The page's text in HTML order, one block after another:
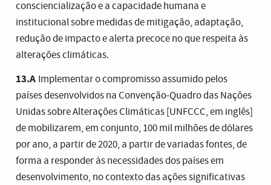
consciencialização e a capacidade humana e
institucional sobre medidas de mitigação, adaptação,
redução de impacto e alerta precoce no que respeita às
alterações climáticas.
13.A Implementar o compromisso assumido pelos
países desenvolvidos na Convenção-Quadro das Nações
Unidas sobre Alterações Climáticas [UNFCCC, em inglês]
de mobilizarem, em conjunto, 100 mil milhões de dólares
por ano, a partir de 2020, a partir de variadas fontes, de
forma a responder às necessidades dos países em
desenvolvimento, no contexto das ações significativas